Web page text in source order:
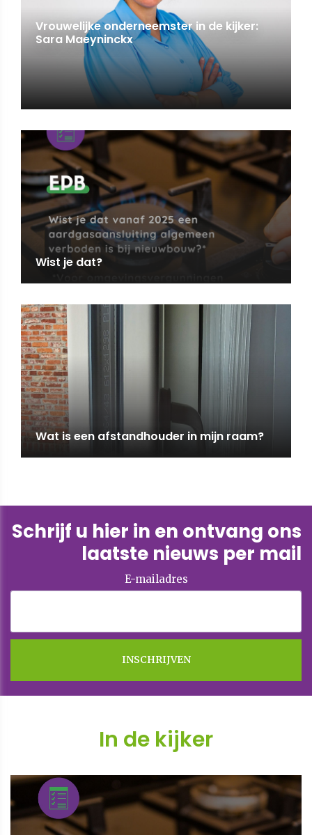
Vrouwelijke onderneemster in de kijker:
Sara Maeyninckx
Wist je dat?
Wat is een afstandhouder in mijn raam?
Schrijf u hier in en ontvang ons
laatste nieuws per mail
E-mailadres
In de kijker